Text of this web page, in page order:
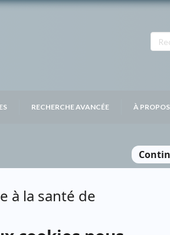
RECHERCHE AVANCÉE À PROPOS